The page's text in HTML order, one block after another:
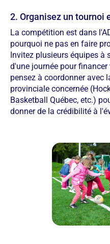
2. Organisez un tournoi
La compétition est dans
pourquoi ne pas en faire
Invitez plusieurs équipes
d'une journée pour
pensez à coordonner avec
provinciale concernée
Basketball Québec, etc.)
donner de la crédibilité à